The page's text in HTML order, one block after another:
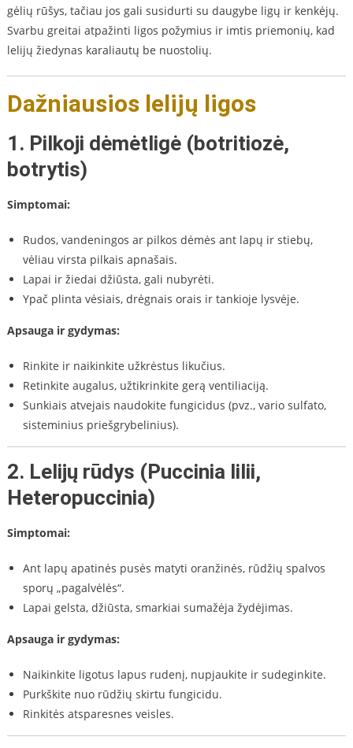
gėlių rūšys, tačiau jos gali susidurti su daugybe ligų ir kenkėjų.
Svarbu greitai atpažinti ligos požymius ir imtis priemonių, kad
lelijų žiedynas karaliautų be nuostolių.
Dažniausios lelijų ligos
1. Pilkoji dėmėtligė (botritiozė,
botrytis)
Simptomai:
Rudos, vandeningos ar pilkos dėmės ant lapų ir stiebų,
vėliau virsta pilkais apnašais.
Lapai ir žiedai džiūsta, gali nubyrėti.
Ypač plinta vėsiais, drėgnais orais ir tankioje lysvėje.
Apsauga ir gydymas:
Rinkite ir naikinkite užkrėstus likučius.
Retinkite augalus, užtikrinkite gerą ventiliaciją.
Sunkiais atvejais naudokite fungicidus (pvz., vario sulfato,
sisteminius priešgrybelinius).
2. Lelijų rūdys (Puccinia lilii,
Heteropuccinia)
Simptomai:
Ant lapų apatinės pusės matyti oranžinės, rūdžių spalvos
sporų „pagalvėlės“.
Lapai gelsta, džiūsta, smarkiai sumažėja žydėjimas.
Apsauga ir gydymas:
Naikinkite ligotus lapus rudenį, nupjaukite ir sudeginkite.
Purkškite nuo rūdžių skirtu fungicidu.
Rinkitės atsparesnes veisles.